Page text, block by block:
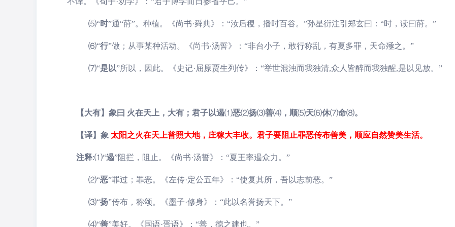
⑸“时”通“莳”。种植。《尚书·舜典》：“汝后稷，播时百谷。”孙星衍注引郑玄曰：“时，读曰莳。”
⑹“行”做；从事某种活动。《尚书·汤誓》：“非台小子，敢行称乱，有夏多罪，天命殛之。”
⑺“是以”所以，因此。《史记·屈原贾生列传》：“举世混浊而我独清,众人皆醉而我独醒,是以见放。”
【大有】象曰 火在天上，大有；君子以遏⑴恶⑵扬⑶善⑷ ，顺⑸天⑹休⑺命⑻。
【译】象 太阳之火在天上普照大地，庄稼大丰收。君子要阻止罪恶传布善美，顺应自然赞美生活。
注释:⑴“遏”阻拦，阻止。《尚书·汤誓》：“夏王率遏众力。”
⑵“恶”罪过；罪恶。《左传·定公五年》：“使复其所，吾以志前恶。”
⑶“扬”传布，称颂。《墨子·修身》：“此以名誉扬天下。”
⑷“善”美好。《国语·晋语》：“善，德之建也。”